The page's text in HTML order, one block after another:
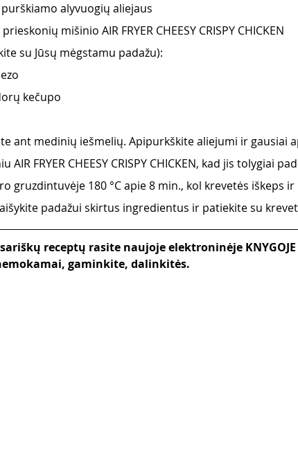
alyvuogių aliejaus
mišinio AIR FRYER CHEESY CRISPY CHICKEN
su Jūsų mėgstamu padažu):
kečupo
ant medinių iešmelių. Apipurkškite aliejumi ir gausiai
AIR FRYER CHEESY CRISPY CHICKEN, kad jis tolygiai
gruzdintuvėje 180 °C apie 8 min., kol krevetės iškeps
padažui skirtus ingredientus ir patiekite su
receptų rasite naujoje elektroninėje KNYGOJE
gaminkite, dalinkitės.